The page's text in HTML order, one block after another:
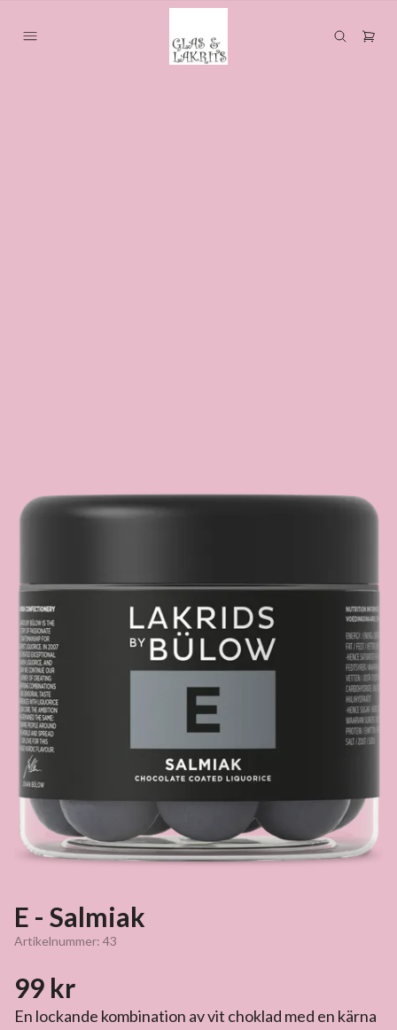
E - Salmiak
Artikelnummer: 43
99 kr
En lockande kombination av vit choklad med en kärna